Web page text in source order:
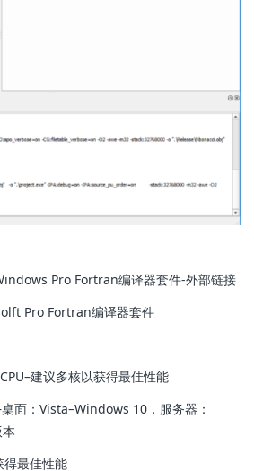
Pro Fortran编译器套件-外部链接
Pro Fortran编译器套件
建议多核以获得最佳性能
面：Vista–Windows 10，服务器：
得最佳性能